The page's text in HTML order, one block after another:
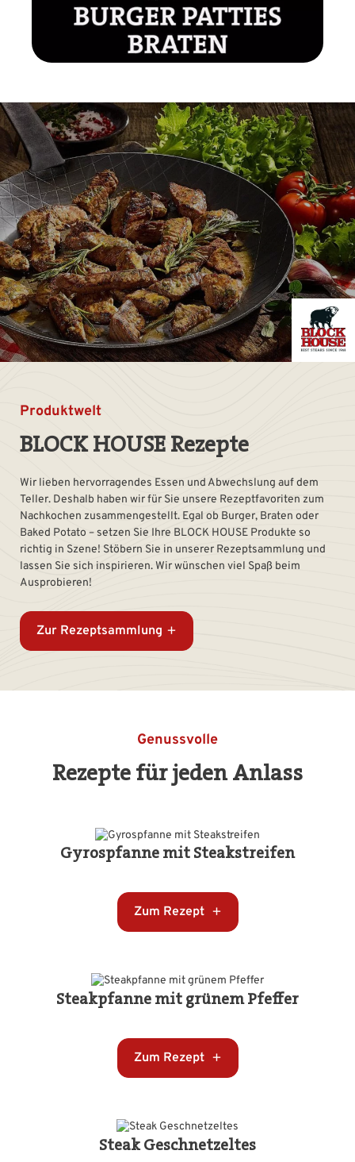
Produktwelt
BLOCK HOUSE Rezepte
Wir lieben hervorragendes Essen und Abwechslung auf dem
Teller. Deshalb haben wir für Sie unsere Rezeptfavoriten zum
Nachkochen zusammengestellt. Egal ob Burger, Braten oder
Baked Potato – setzen Sie Ihre BLOCK HOUSE Produkte so
richtig in Szene! Stöbern Sie in unserer Rezeptsammlung und
lassen Sie sich inspirieren. Wir wünschen viel Spaß beim
Ausprobieren!
Zur Rezeptsammlung
Genussvolle
Rezepte für jeden Anlass
Gyrospfanne mit Steakstreifen
Zum Rezept
Steakpfanne mit grünem Pfeffer
Zum Rezept
Steak Geschnetzeltes